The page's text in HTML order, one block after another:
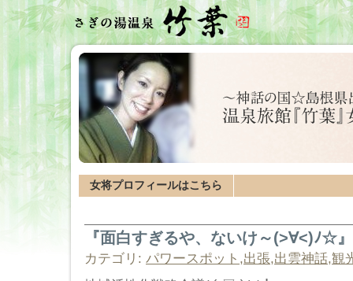
女将プロフィールはこちら
『面白すぎるや、ないけ～(>∀<)ﾉ☆』
カテゴリ: パワースポット ,出張,出雲神話,観